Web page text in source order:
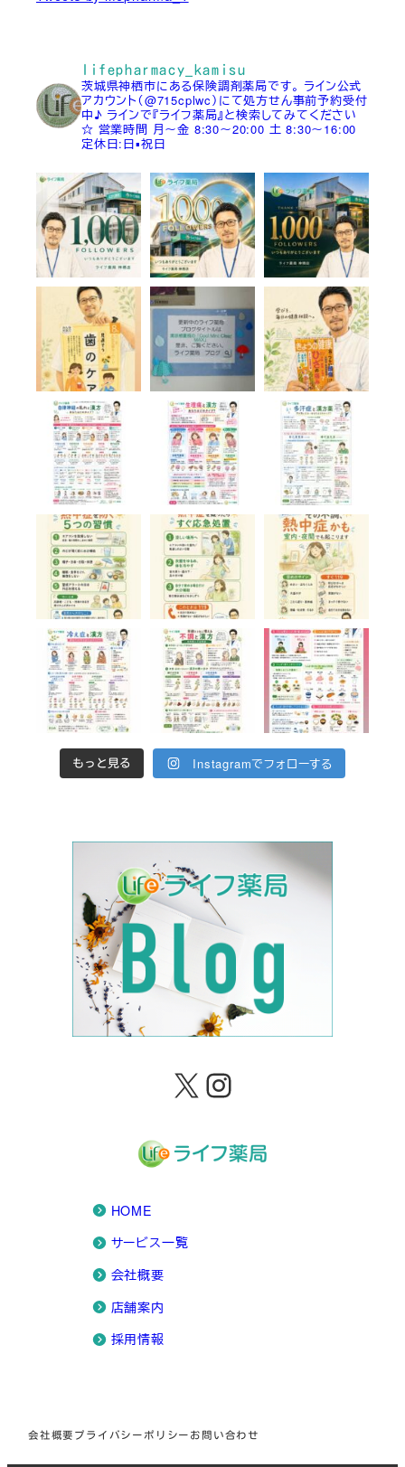
lifepharmacy_kamisu
茨城県神栖市にある保険調剤薬局です。 ライン公式
アカウント（@715cplwc）にて処方せん事前予約受付
中♪ ラインで『ライフ薬局』と検索してみてください
☆ 営業時間 月～金 8:30～20:00 土 8:30～16:00
定休日:日▪祝日
もっと見る Instagramでフォローする
X Instagram
HOME
サービス一覧
会社概要
店舗案内
採用情報
会社概要 プライバシーポリシー お問い合わせ